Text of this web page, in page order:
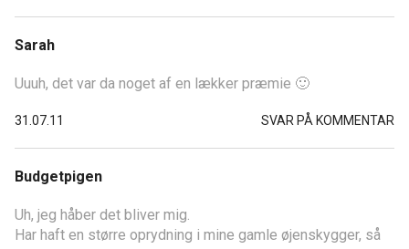
Sarah
Uuuh, det var da noget af en lækker præmie 🙂
31.07.11 SVAR PÅ KOMMENTAR
Budgetpigen
Uh, jeg håber det bliver mig.
Har haft en større oprydning i mine gamle øjenskygger, så